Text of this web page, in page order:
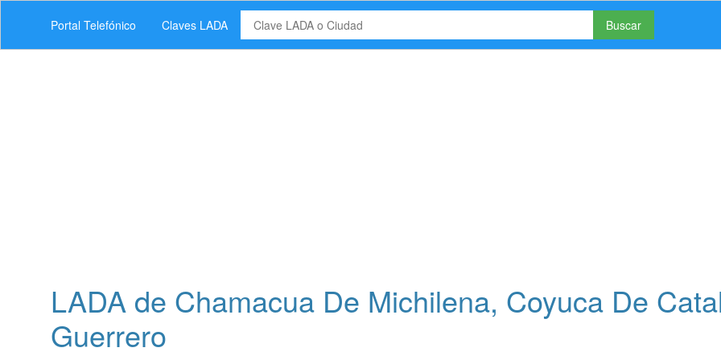
Portal Telefónico Claves LADA Buscar
LADA de Chamacua De Michilena, Coyuca De
Guerrero